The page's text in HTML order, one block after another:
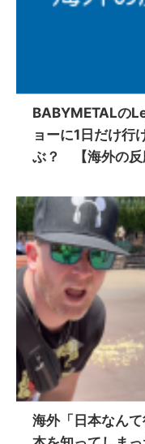
BABYMETALの
ョーに1日だけ行
ぶ？ 【海外の反
海外「日本なん